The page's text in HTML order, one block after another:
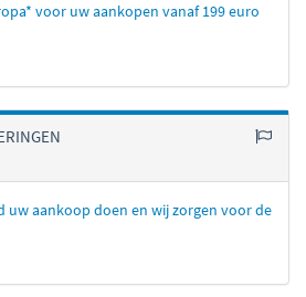
voor uw aankopen vanaf 199 euro
uw aankoop doen en wij zorgen voor de